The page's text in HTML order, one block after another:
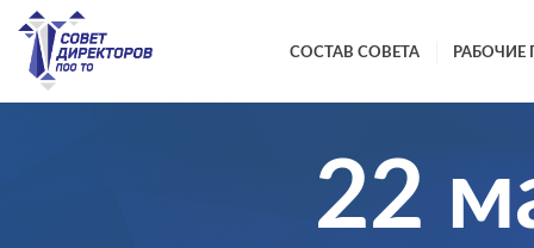
СОСТАВ СОВЕТА РАБОЧИЕ
22